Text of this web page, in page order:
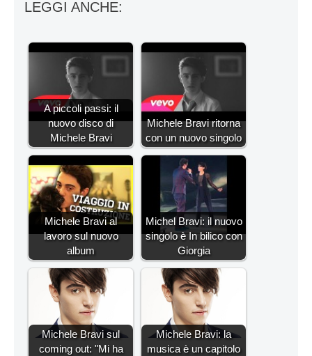
LEGGI ANCHE:
A piccoli passi: il
nuovo disco di
Michele Bravi
Michele Bravi ritorna
con un nuovo singolo
Michele Bravi al
lavoro sul nuovo
album
Michel Bravi: il nuovo
singolo è In bilico con
Giorgia
Michele Bravi sul
coming out: "Mi ha
Michele Bravi: la
musica è un capitolo